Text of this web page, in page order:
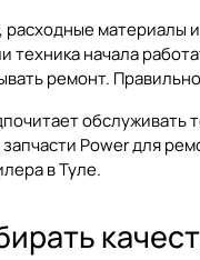
материалы
техника начала
ремонт.
Power для
в Туле.